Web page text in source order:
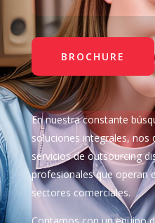
BROCHURE
En nuestra constante
soluciones integrales,
servicios de outsourcing
profesionales que operan
sectores comerciales.